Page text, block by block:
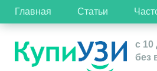
Главная Статьи
с 10
без